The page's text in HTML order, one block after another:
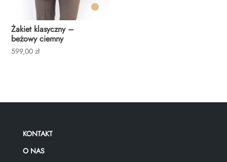
Żakiet klasyczny –
beżowy ciemny
599,00zł
KONTAKT
O NAS